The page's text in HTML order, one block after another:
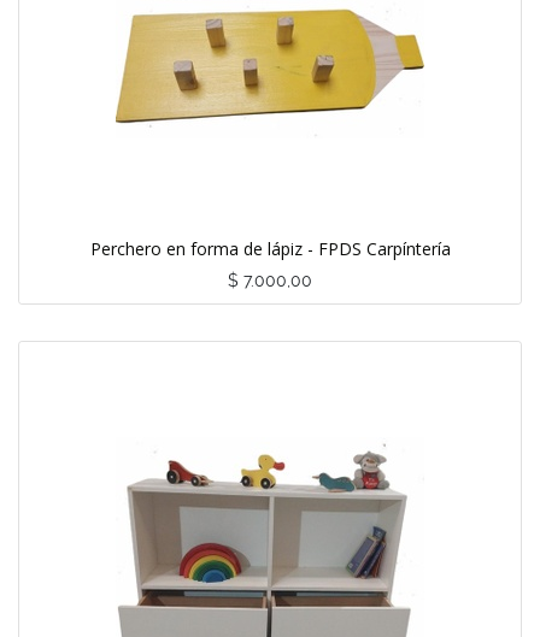
Perchero en forma de lápiz - FPDS Carpíntería
$ 7.000,00